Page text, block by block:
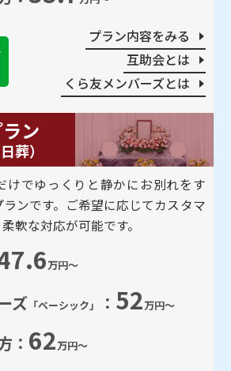
プラン内容をみる
互助会とは
くら友メンバーズとは
ン
葬）
けでゆっくりと静かにお別れをす
ンです。ご希望に応じてカスタマ
軟な対応が可能です。
万円～
ズ 「ベーシック」 ： 52万円～
： 62万円～